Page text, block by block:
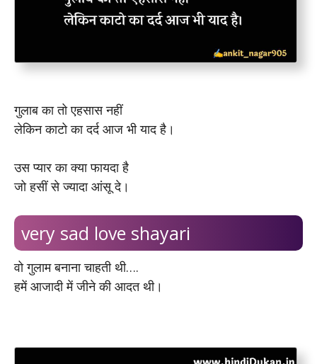
गुलाब का तो एहसास नहीं
लेकिन काटो का दर्द आज भी याद है।
उस प्यार का क्या फायदा है
जो हसीं से ज्यादा आंसू दे।
very sad love shayari
वो गुलाम बनाना चाहती थी….
हमें आजादी में जीने की आदत थी।